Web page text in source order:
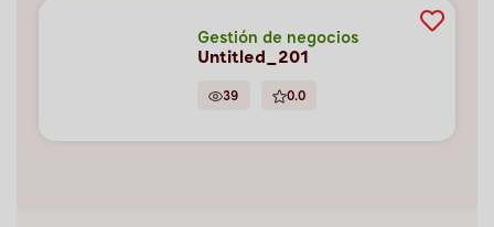
Gestión de negocios
Untitled_201
39 0.0